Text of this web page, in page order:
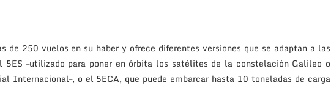
de 250 vuelos en su haber y ofrece diferentes versiones que se adaptan a las
5ES –utilizado para poner en órbita los satélites de la constelación Galileo o
Internacional–, o el 5ECA, que puede embarcar hasta 10 toneladas de carga